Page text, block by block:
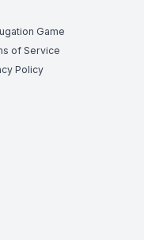
Game
of Service
Policy